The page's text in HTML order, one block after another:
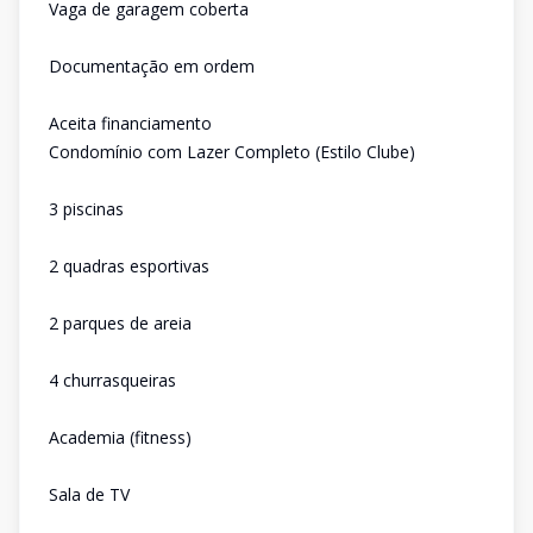
Vaga de garagem coberta
Documentação em ordem
Aceita financiamento
Condomínio com Lazer Completo (Estilo Clube)
3 piscinas
2 quadras esportivas
2 parques de areia
4 churrasqueiras
Academia (fitness)
Sala de TV